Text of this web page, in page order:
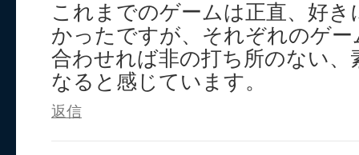
これまでのゲームは正直、好
かったですが、それぞれのゲ
合わせれば非の打ち所のない、
なると感じています。
返信